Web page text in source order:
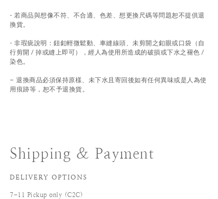
- 若商品與想像不符、不合適、色差、想更換尺碼等問題恕不提供退
換貨。
- 非瑕疵說明：鈕釦輕微鬆動、車縫線頭、未剪開之釦眼或口袋（自
行剪開 / 掉或縫上即可），經人為使用所造成的破損或下水之褪色 /
染色。
- 退換商品必須保持原樣、未下水且 寄回後如有任何異味或是人為使
用痕跡等 ， 恕不予退換貨。
Shipping & Payment
DELIVERY OPTIONS
7-11 Pickup only (C2C)